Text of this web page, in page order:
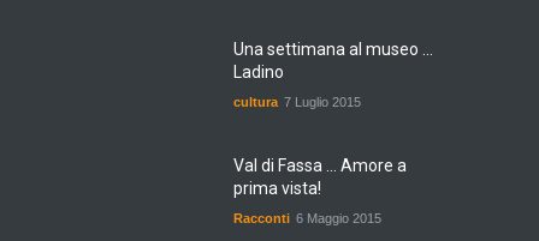
Una settimana al museo ...
Ladino
cultura 7 Luglio 2015
Val di Fassa ... Amore a
prima vista!
Racconti 6 Maggio 2015